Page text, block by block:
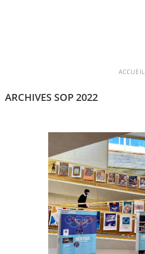
ACCUEIL
ARCHIVES SOP 2022